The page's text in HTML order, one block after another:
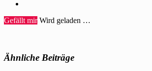
Gefällt mir Wird geladen …
Ähnliche Beiträge